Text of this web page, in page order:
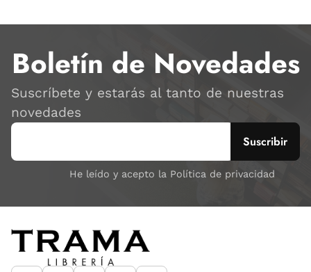
Boletín de Novedades
Suscríbete y estarás al tanto de nuestras
novedades
He leído y acepto la Política de privacidad